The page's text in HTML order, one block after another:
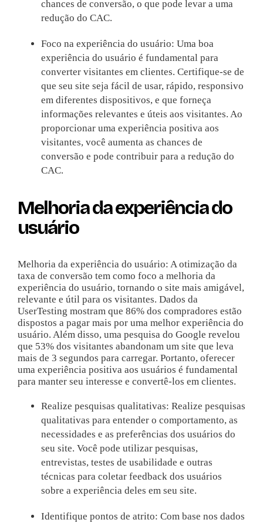
chances de conversão, o que pode levar a uma
redução do CAC.
Foco na experiência do usuário: Uma boa
experiência do usuário é fundamental para
converter visitantes em clientes. Certifique-se de
que seu site seja fácil de usar, rápido, responsivo
em diferentes dispositivos, e que forneça
informações relevantes e úteis aos visitantes. Ao
proporcionar uma experiência positiva aos
visitantes, você aumenta as chances de
conversão e pode contribuir para a redução do
CAC.
Melhoria da experiência do
usuário
Melhoria da experiência do usuário: A otimização da
taxa de conversão tem como foco a melhoria da
experiência do usuário, tornando o site mais amigável,
relevante e útil para os visitantes. Dados da
UserTesting mostram que 86% dos compradores estão
dispostos a pagar mais por uma melhor experiência do
usuário. Além disso, uma pesquisa do Google revelou
que 53% dos visitantes abandonam um site que leva
mais de 3 segundos para carregar. Portanto, oferecer
uma experiência positiva aos usuários é fundamental
para manter seu interesse e convertê-los em clientes.
Realize pesquisas qualitativas: Realize pesquisas
qualitativas para entender o comportamento, as
necessidades e as preferências dos usuários do
seu site. Você pode utilizar pesquisas,
entrevistas, testes de usabilidade e outras
técnicas para coletar feedback dos usuários
sobre a experiência deles em seu site.
Identifique pontos de atrito: Com base nos dados